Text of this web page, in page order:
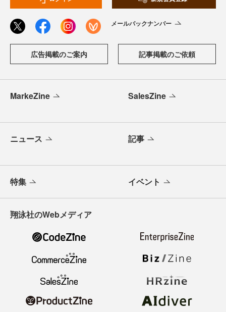
メールバックナンバー
広告掲載のご案内 記事掲載のご依頼
MarkeZine SalesZine
ニュース 記事
特集 イベント
翔泳社のWebメディア